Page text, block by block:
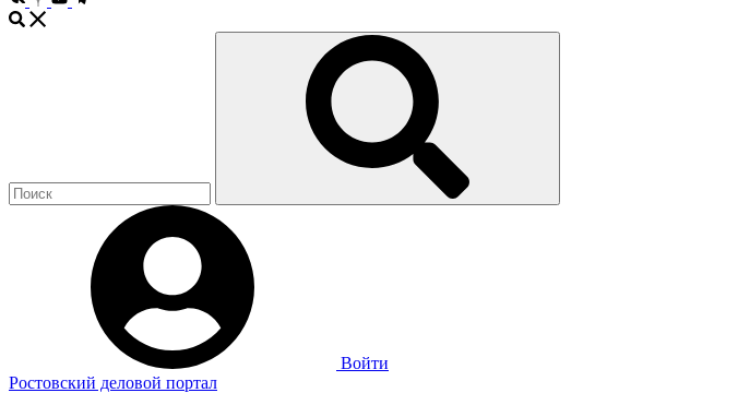
Войти
Ростовский деловой портал